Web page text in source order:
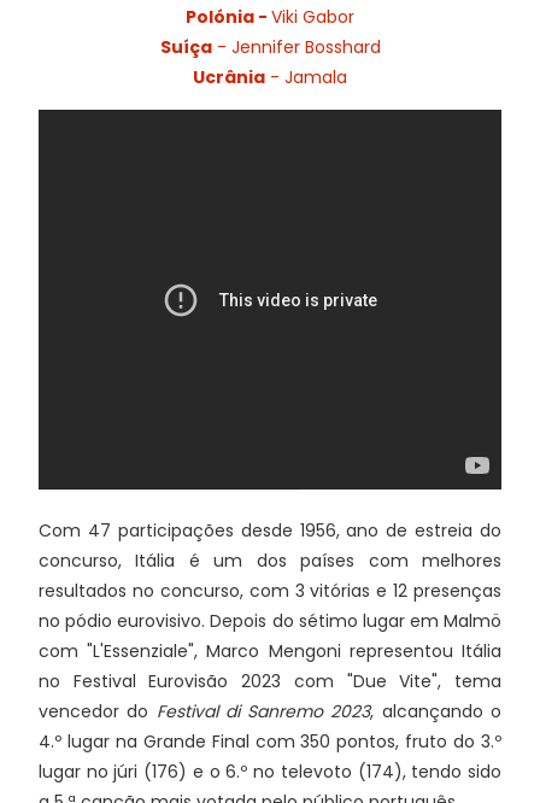
Polónia - Viki Gabor
Suíça- Jennifer Bosshard
Ucrânia - Jamala
Com 47 participações desde 1956, ano de estreia do
concurso, Itália é um dos países com melhores
resultados no concurso, com 3 vitórias e 12 presenças
no pódio eurovisivo. Depois do sétimo lugar em Malmö
com "L'Essenziale", Marco Mengoni representou Itália
no Festival Eurovisão 2023 com "Due Vite", tema
vencedor do Festival di Sanremo 2023, alcançando o
4.º lugar na Grande Final com 350 pontos, fruto do 3.º
lugar no júri (176) e o 6.º no televoto (174), tendo sido